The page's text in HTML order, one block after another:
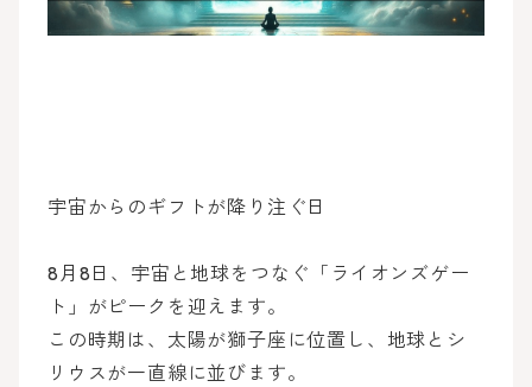
宇宙からのギフトが降り注ぐ日
8月8日、宇宙と地球をつなぐ「ライオンズゲー
ト」がピークを迎えます。
この時期は、太陽が獅子座に位置し、地球とシ
リウスが一直線に並びます。